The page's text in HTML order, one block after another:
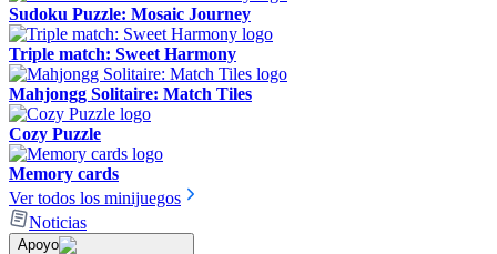
Sudoku Puzzle: Mosaic Journey
Triple match: Sweet Harmony
Mahjongg Solitaire: Match Tiles
Cozy Puzzle
Memory cards
Ver todos los minijuegos
Noticias
Apoyo